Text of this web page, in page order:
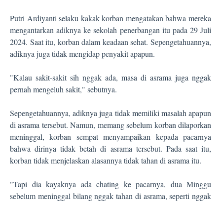
Putri Ardiyanti selaku kakak korban mengatakan bahwa mereka
mengantarkan adiknya ke sekolah penerbangan itu pada 29 Juli
2024. Saat itu, korban dalam keadaan sehat. Sepengetahuannya,
adiknya juga tidak mengidap penyakit apapun.
"Kalau sakit-sakit sih nggak ada, masa di asrama juga nggak
pernah mengeluh sakit," sebutnya.
Sepengetahuannya, adiknya juga tidak memiliki masalah apapun
di asrama tersebut. Namun, memang sebelum korban dilaporkan
meninggal, korban sempat menyampaikan kepada pacarnya
bahwa dirinya tidak betah di asrama tersebut. Pada saat itu,
korban tidak menjelaskan alasannya tidak tahan di asrama itu.
"Tapi dia kayaknya ada chating ke pacarnya, dua Minggu
sebelum meninggal bilang nggak tahan di asrama, seperti nggak